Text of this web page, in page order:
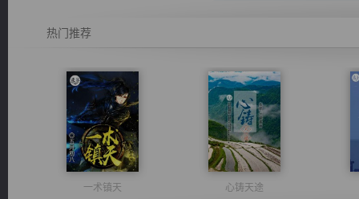
热门推荐
一术镇天 心铸天途